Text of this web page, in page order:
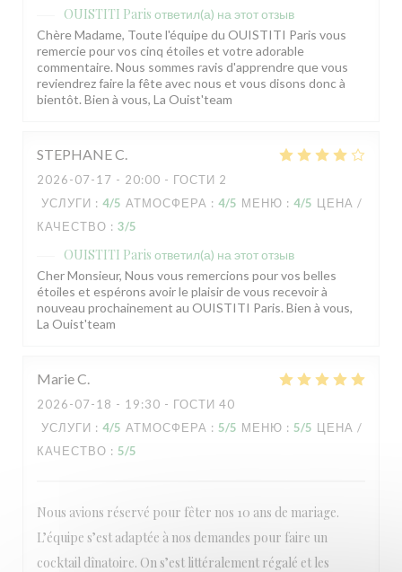
OUISTITI Paris ответил(а) на этот отзыв
Chère Madame, Toute l'équipe du OUISTITI Paris vous
remercie pour vos cinq étoiles et votre adorable
commentaire. Nous sommes ravis d'apprendre que vous
reviendrez faire la fête avec nous et vous disons donc à
bientôt. Bien à vous, La Ouist'team
STEPHANEC
2026-07-17 - 20:00 - ГОСТИ 2
УСЛУГИ : 4/5 АТМОСФЕРА : 4/5 МЕНЮ : 4/5 ЦЕНА /
КАЧЕСТВО : 3/5
OUISTITI Paris ответил(а) на этот отзыв
Cher Monsieur, Nous vous remercions pour vos belles
étoiles et espérons avoir le plaisir de vous recevoir à
nouveau prochainement au OUISTITI Paris. Bien à vous,
La Ouist'team
MarieC
2026-07-18 - 19:30 - ГОСТИ 40
УСЛУГИ : 4/5 АТМОСФЕРА : 5/5 МЕНЮ : 5/5 ЦЕНА /
КАЧЕСТВО : 5/5
Nous avions réservé pour fêter nos 10 ans de mariage.
L’équipe s’est adaptée à nos demandes pour faire un
cocktail dînatoire. On s’est littéralement régalé et les